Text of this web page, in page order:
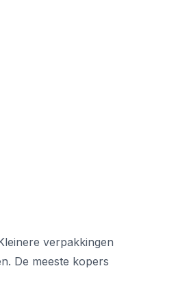
verpakkingen
De meeste kopers